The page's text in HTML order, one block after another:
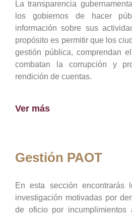
La transparencia
los gobiernos de hacer
información sobre sus
propósito es permitir que los
gestión pública, comprendan
combatan la corrupción y
rendición de cuentas.
Ver más
Gestión PAOT
En esta sección encontrarás
investigación motivadas por
de oficio por incumplimientos